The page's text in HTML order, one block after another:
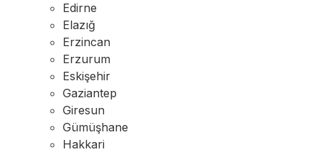
Edirne
Elazığ
Erzincan
Erzurum
Eskişehir
Gaziantep
Giresun
Gümüşhane
Hakkari